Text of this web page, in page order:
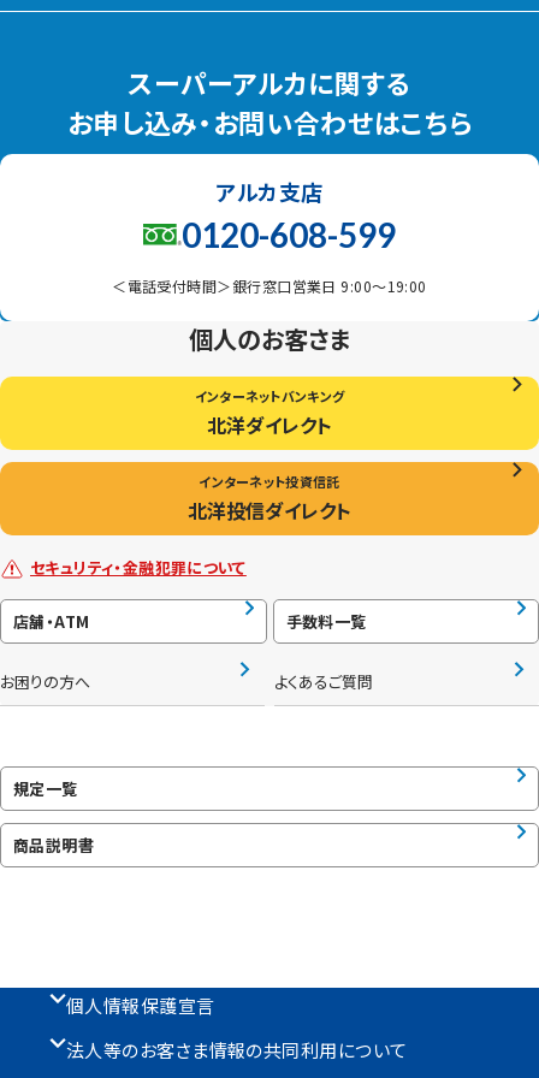
スーパーアルカに関する
お申し込み・お問い合わせはこちら
アルカ支店
0120-608-599
＜電話受付時間＞銀行窓口営業日 9:00〜19:00
個人のお客さま
インターネットバンキング
北洋ダイレクト
インターネット投資信託
北洋投信ダイレクト
セキュリティ・金融犯罪について
店舗・ATM 手数料一覧
お困りの方へ よくあるご質問
規定一覧
商品説明書
個人情報保護宣言
法人等のお客さま情報の共同利用について